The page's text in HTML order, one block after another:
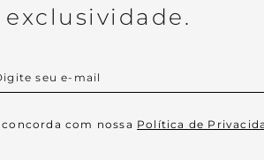
com nossa Política de